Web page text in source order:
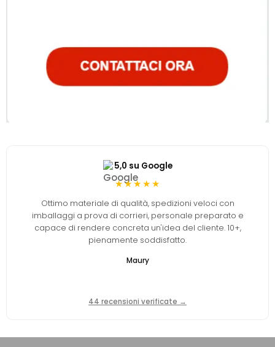
5,0 su Google
★★★★★
Ottimo materiale di qualità, spedizioni veloci con
imballaggi a prova di corrieri, personale preparato e
capace di rendere concreta un'idea del cliente. 10+,
pienamente soddisfatto.
Maury
44 recensioni verificate →